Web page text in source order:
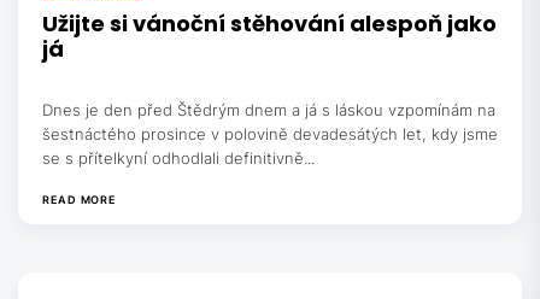
Užijte si vánoční stěhování alespoň jako
já
Dnes je den před Štědrým dnem a já s láskou vzpomínám na
šestnáctého prosince v polovině devadesátých let, kdy jsme
se s přítelkyní odhodlali definitivně...
READ MORE